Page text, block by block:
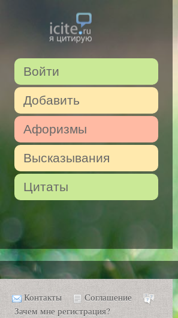
Войти
Добавить
Афоризмы
Высказывания
Цитаты
Контакты
Соглашение
Зачем мне регистрация?